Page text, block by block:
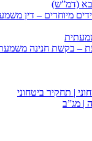
(דמ”ש)
מיוחדים – דין
– בקשת חנינה
| תחקיר ביטחוני
| מג”ב